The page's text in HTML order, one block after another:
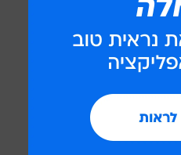
התכנסה אפילו פעם
טיעון כלשהו בפני
הליסינג כתוצאה
ובראשונה בציבור
במדינת ישראל. שכן,
למאות אלפי עובדים
וליציבותו של המשק,
יותר, להיות